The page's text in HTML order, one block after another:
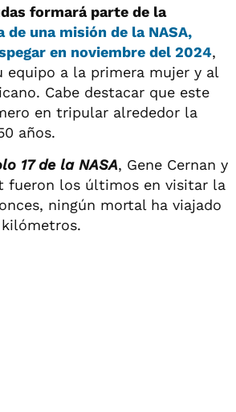
formará parte de la
de una misión de la NASA,
en noviembre del 2024,
equipo a la primera mujer y al
Cabe destacar que este
en tripular alrededor la
años.
17 de la NASA, Gene Cernan y
fueron los últimos en visitar la
ningún mortal ha viajado